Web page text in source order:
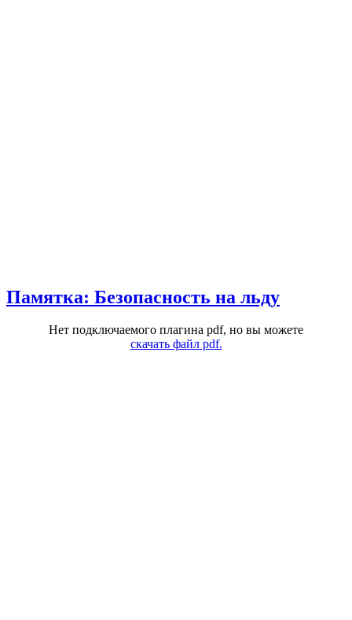
Памятка: Безопасность на льду
Нет подключаемого плагина pdf, но вы можете
скачать файл pdf.